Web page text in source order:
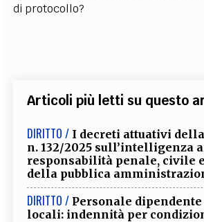
di protocollo?
Articoli più letti su questo
DIRITTO / I decreti attuativi
n. 132/2025 sull’intelligenza
responsabilità penale, civile
della pubblica
DIRITTO / Personale
locali: indennità per